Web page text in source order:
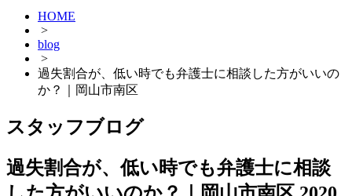
HOME
>
blog
>
過失割合が、低い時でも弁護士に相談した方がいいの
か？｜岡山市南区
スタッフブログ
過失割合が、低い時でも弁護士に相談